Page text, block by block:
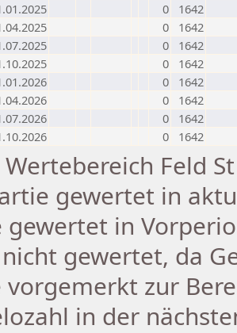
0
1642
0
1642
0
1642
0
1642
0
1642
0
1642
0
1642
0 1642
Wertebereich Feld
gewertet in
gewertet in
gewertet, da
vorgemerkt zur
in der